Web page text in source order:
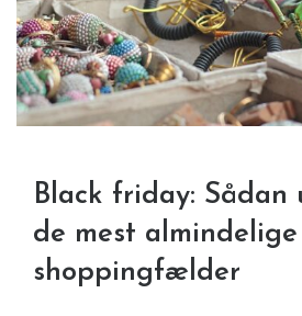
Black friday: Sådan
de mest almindelige
shoppingfælder